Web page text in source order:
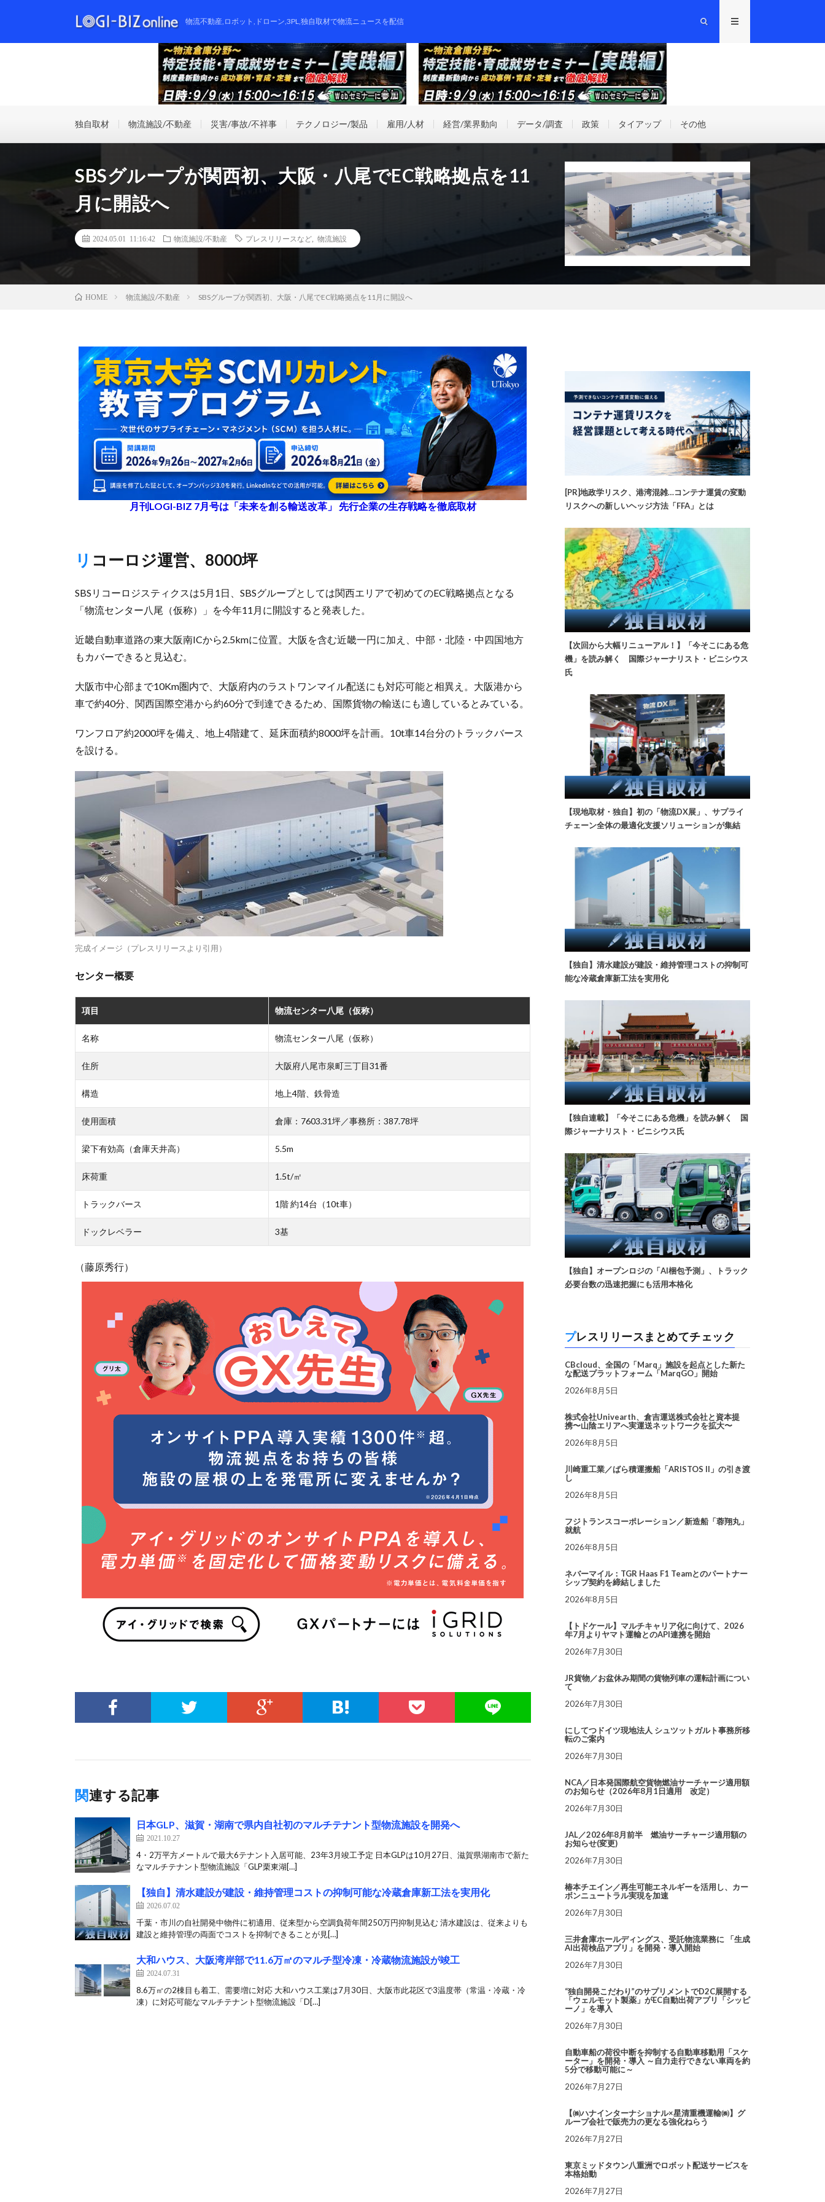
物流不動産,ロボット,ドローン,3PL,独自取材で物流ニュースを配信
独自取材 物流施設/不動産 災害/事故/不祥事 テクノロジー/製品 雇用/人材 経営/業界動向 データ/調査 政策 タイアップ その他
SBSグループが関西初、大阪・八尾でEC戦略拠点を11
月に開設へ
2024.05.01 11:16:42 物流施設/不動産 プレスリリースなど 物流施設
HOME 物流施設/不動産 SBSグループが関西初、大阪・八尾でEC戦略拠点を11月に開設へ
月刊LOGI-BIZ 7月号は「未来を創る輸送改革」 先行企業の生存戦略を徹底取材
リコーロジ運営、8000坪
SBSリコーロジスティクスは5月1日、SBSグループとしては関西エリアで初めてのEC戦略拠点となる
「物流センター八尾（仮称）」を今年11月に開設すると発表した。
近畿自動車道路の東大阪南ICから2.5kmに位置。大阪を含む近畿一円に加え、中部・北陸・中四国地方
もカバーできると見込む。
大阪市中心部まで10Km圏内で、大阪府内のラストワンマイル配送にも対応可能と相異え。大阪港から
車で約40分、関西国際空港から約60分で到達できるため、国際貨物の輸送にも適しているとみている。
ワンフロア約2000坪を備え、地上4階建て、延床面積約8000坪を計画。10t車14台分のトラックバース
を設ける。
完成イメージ（プレスリリースより引用）
センター概要
項目 物流センター八尾（仮称）
名称 物流センター八尾（仮称）
住所 大阪府八尾市泉町三丁目31番
構造 地上4階、鉄骨造
使用面積 倉庫：7603.31坪／事務所：387.78坪
梁下有効高（倉庫天井高） 5.5m
床荷重 1.5t/㎡
トラックバース 1階 約14台（10t車）
ドックレベラー 3基
（藤原秀行）
関連する記事
日本GLP、滋賀・湖南で県内自社初のマルチテナント型物流施設を開発へ
2021.10.27
4・2万平方メートルで最大6テナント入居可能、23年3月竣工予定 日本GLPは10月27日、滋賀県湖南市で新た
なマルチテナント型物流施設「GLP栗東湖[…]
【独自】清水建設が建設・維持管理コストの抑制可能な冷蔵倉庫新工法を実用化
2026.07.02
千葉・市川の自社開発中物件に初適用、従来型から空調負荷年間250万円抑制見込む 清水建設は、従来よりも
建設と維持管理の両面でコストを抑制できることが見[…]
大和ハウス、大阪湾岸部で11.6万㎡のマルチ型冷凍・冷蔵物流施設が竣工
2024.07.31
8.6万㎡の2棟目も着工、需要増に対応 大和ハウス工業は7月30日、大阪市此花区で3温度帯（常温・冷蔵・冷
凍）に対応可能なマルチテナント型物流施設「D[…]
[PR]地政学リスク、港湾混雑…コンテナ運賃の変動
リスクへの新しいヘッジ方法「FFA」とは
【次回から大幅リニューアル！】「今そこにある危
機」を読み解く 国際ジャーナリスト・ビニシウス
氏
【現地取材・独自】初の「物流DX展」、サプライ
チェーン全体の最適化支援ソリューションが集結
【独自】清水建設が建設・維持管理コストの抑制可
能な冷蔵倉庫新工法を実用化
【独自連載】「今そこにある危機」を読み解く 国
際ジャーナリスト・ビニシウス氏
【独自】オープンロジの「AI梱包予測」、トラック
必要台数の迅速把握にも活用本格化
プレスリリースまとめてチェック
CBcloud、全国の「Marq」施設を起点とした新た
な配送プラットフォーム「MarqGO」開始
2026年8月5日
株式会社Univearth、倉吉運送株式会社と資本提
携〜山陰エリアへ実運送ネットワークを拡大〜
2026年8月5日
川崎重工業／ばら積運搬船「ARISTOS II」の引き渡
し
2026年8月5日
フジトランスコーポレーション／新造船「蓉翔丸」
就航
2026年8月5日
ネバーマイル：TGR Haas F1 Teamとのパートナー
シップ契約を締結しました
2026年8月5日
【トドケール】マルチキャリア化に向けて、2026
年7月よりヤマト運輸とのAPI連携を開始
2026年7月30日
JR貨物／お盆休み期間の貨物列車の運転計画につい
て
2026年7月30日
にしてつドイツ現地法人 シュツットガルト事務所移
転のご案内
2026年7月30日
NCA／日本発国際航空貨物燃油サーチャージ適用額
のお知らせ（2026年8月1日適用 改定）
2026年7月30日
JAL／2026年8月前半 燃油サーチャージ適用額の
お知らせ(変更)
2026年7月30日
椿本チエイン／再生可能エネルギーを活用し、カー
ボンニュートラル実現を加速
2026年7月30日
三井倉庫ホールディングス、受託物流業務に 「生成
AI出荷検品アプリ」を開発・導入開始
2026年7月30日
“独自開発こだわり”のサプリメントでD2C展開する
「ウェルモット製薬」がEC自動出荷アプリ「シッピ
ーノ」を導入
2026年7月30日
自動車船の荷役中断を抑制する自動車移動用「スケ
ーター」を開発・導入 ～自力走行できない車両を約
5分で移動可能に～
2026年7月27日
【㈱ハナインターナショナル×星清重機運輸㈱】グ
ループ会社で販売力の更なる強化ねらう
2026年7月27日
東京ミッドタウン八重洲でロボット配送サービスを
本格始動
2026年7月27日